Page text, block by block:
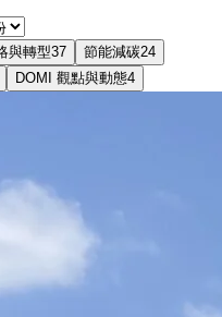
與轉型37 節能減碳24
DOMI 觀點與動態4